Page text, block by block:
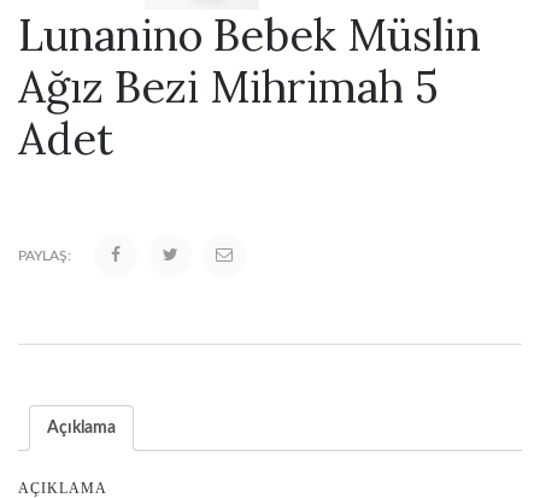
Lunanino Bebek Müslin
Ağız Bezi Mihrimah 5
Adet
PAYLAŞ:
Açıklama
AÇIKLAMA